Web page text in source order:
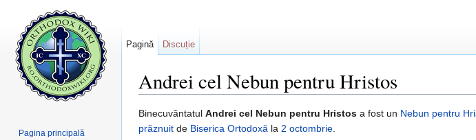
Andrei cel Nebun pentru Hristos
Binecuvântatul Andrei cel Nebun pentru Hristos a fost un Nebun pentru
prăznuit de Biserica Ortodoxă la 2 octombrie.
Pagină Discuție
Pagina principală